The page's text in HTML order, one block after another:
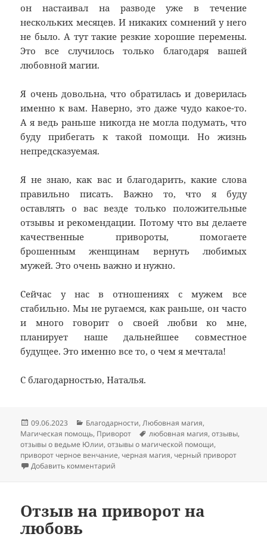
он настаивал на разводе уже в течение
нескольких месяцев. И никаких сомнений у него
не было. А тут такие резкие хорошие перемены.
Это все случилось только благодаря вашей
любовной магии.
Я очень довольна, что обратилась и доверилась
именно к вам. Наверно, это даже чудо какое-то.
А я ведь раньше никогда не могла подумать, что
буду прибегать к такой помощи. Но жизнь
непредсказуемая.
Я не знаю, как вас и благодарить, какие слова
правильно писать. Важно то, что я буду
оставлять о вас везде только положительные
отзывы и рекомендации. Потому что вы делаете
качественные привороты, помогаете
брошенным женщинам вернуть любимых
мужей. Это очень важно и нужно.
Сейчас у нас в отношениях с мужем все
стабильно. Мы не ругаемся, как раньше, он часто
и много говорит о своей любви ко мне,
планирует наше дальнейшее совместное
будущее. Это именно все то, о чем я мечтала!
С благодарностью, Наталья.
Опубликовано
09.06.2023 Рубрики
Благодарности,Любовная магия,
Магическая помощь, Приворот Метки
любовная магия,отзывы,
отзывы о ведьме Юлии,отзывы о магической помощи,
приворот черное венчание, черная магия, черный приворот
Добавить комментарий
Отзыв на приворот на
любовь